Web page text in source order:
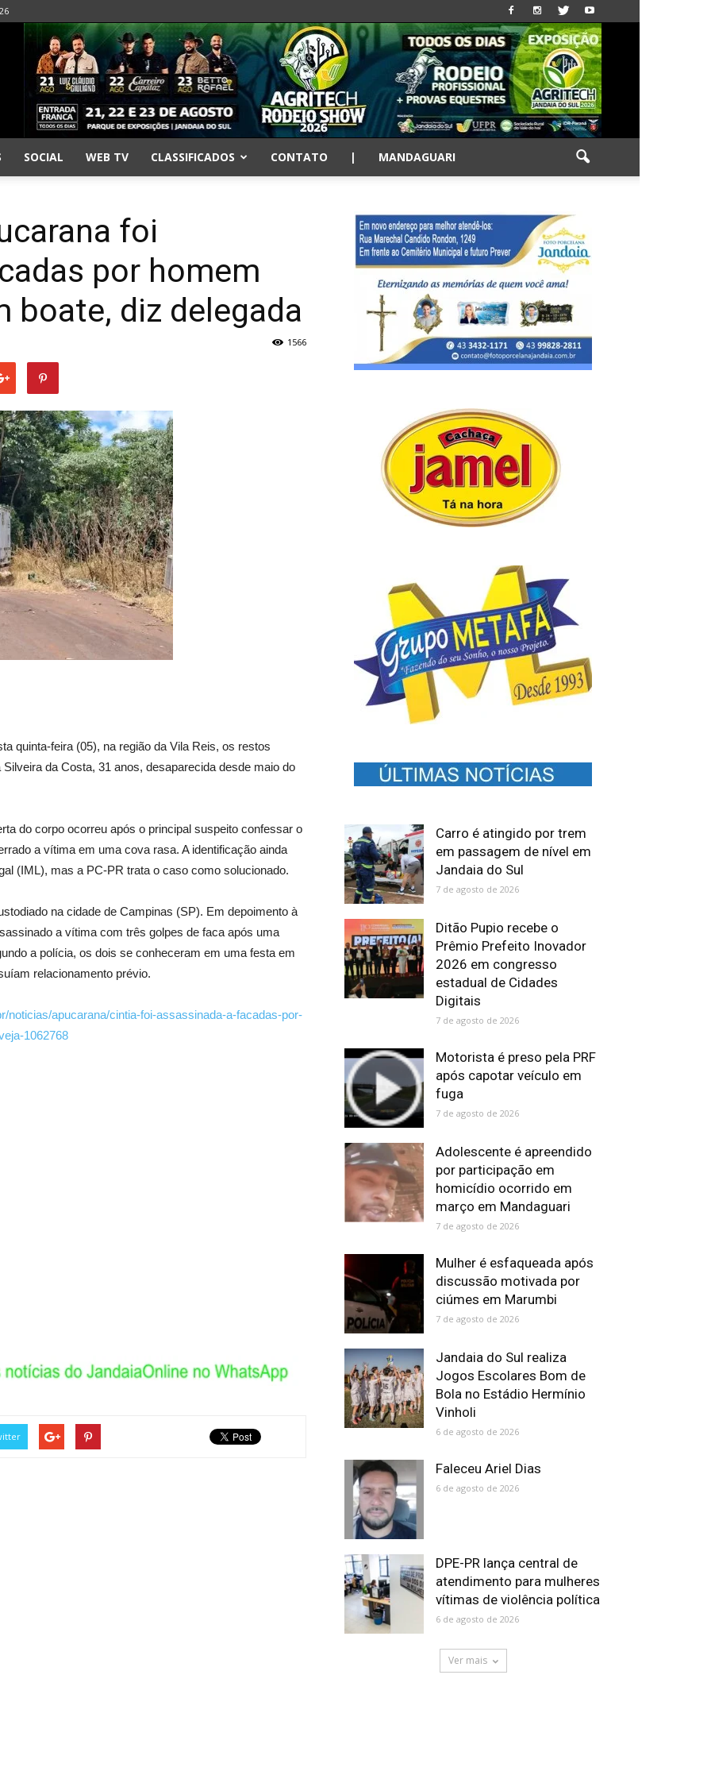
SOCIAL WEB TV CLASSIFICADOS CONTATO | MANDAGUARI
foi
por homem
boate, diz delegada
1566
quinta-feira (05), na região da Vila Reis, os restos
da Costa, 31 anos, desaparecida desde maio do
do corpo ocorreu após o principal suspeito confessar o
a vítima em uma cova rasa. A identificação ainda
(IML), mas a PC-PR trata o caso como solucionado.
na cidade de Campinas (SP). Em depoimento à
a vítima com três golpes de faca após uma
a polícia, os dois se conheceram em uma festa em
relacionamento prévio.
noticias/apucarana/cintia-foi-assassinada-a-facadas-por-
1062768
Carro é atingido por trem
em passagem de nível em
Jandaia do Sul
7 de agosto de 2026
Ditão Pupio recebe o
Prêmio Prefeito Inovador
2026 em congresso
estadual de Cidades
Digitais
7 de agosto de 2026
Motorista é preso pela PRF
após capotar veículo em
fuga
7 de agosto de 2026
Adolescente é apreendido
por participação em
homicídio ocorrido em
março em Mandaguari
7 de agosto de 2026
Mulher é esfaqueada após
discussão motivada por
ciúmes em Marumbi
7 de agosto de 2026
Jandaia do Sul realiza
Jogos Escolares Bom de
Bola no Estádio Hermínio
Vinholi
6 de agosto de 2026
Faleceu Ariel Dias
6 de agosto de 2026
DPE-PR lança central de
atendimento para mulheres
vítimas de violência política
6 de agosto de 2026
Ver mais